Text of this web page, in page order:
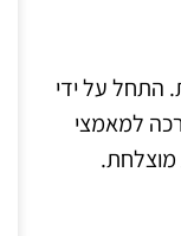
התחל על ידי
למאמצי
מוצלחת.